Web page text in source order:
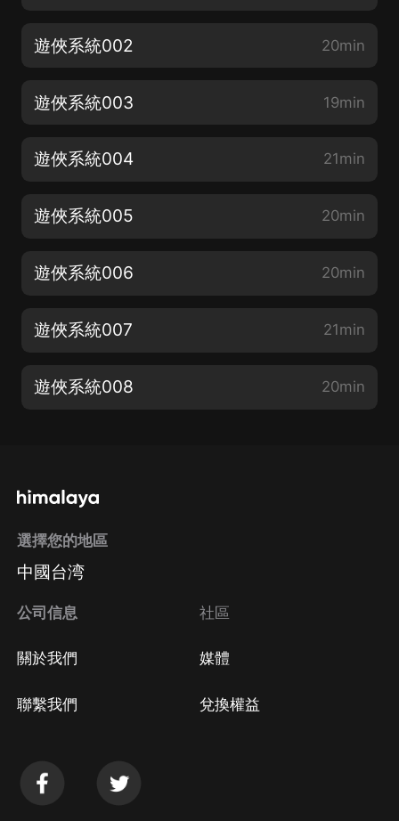
遊俠系統002 20min
遊俠系統003 19min
遊俠系統004 21min
遊俠系統005 20min
遊俠系統006 20min
遊俠系統007 21min
遊俠系統008 20min
選擇您的地區
中國台湾
公司信息
關於我們
聯繫我們
社區
媒體
兌換權益